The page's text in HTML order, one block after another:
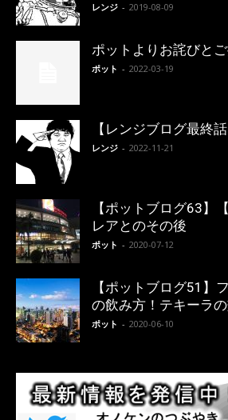
レンジ - 2019-08-09
ポットよりお詫びと
ポット - 2022-03-19
【レンジブログ最終
レンジ - 2022-11-21
【ポットブログ63
レアとのその後
ポット - 2020-07-12
【ポットブログ51】
の飲み方！テキーラ
ポット - 2020-06-10